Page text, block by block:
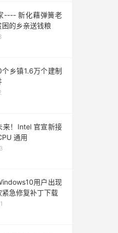
---- 新化藉弹簧老
的乡亲送钱粮
乡镇1.6万个建制
来！Intel 官宣新接
通用
用户出现
紧急修复补丁下载